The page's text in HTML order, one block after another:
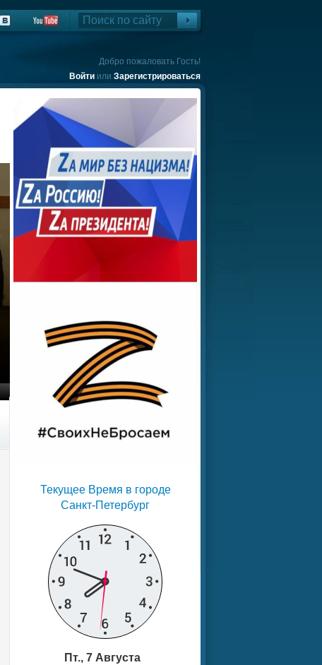
Добро пожаловать Гость!
Войти или Зарегистрироваться
Текущее Время в городе
Санкт-Петербург
Пт., 7 Августа